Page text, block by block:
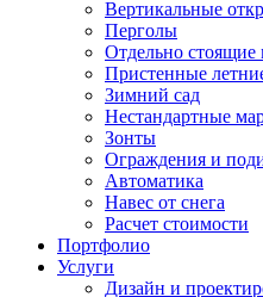
Вертикальные
Перголы
Отдельно стоящие
Пристенные
Зимний сад
Нестандартные
Зонты
Ограждения и
Автоматика
Навес от снега
Расчет стоимости
Портфолио
Услуги
Дизайн и